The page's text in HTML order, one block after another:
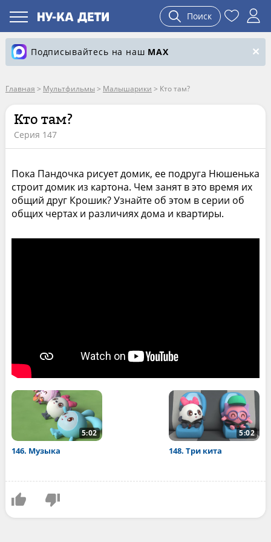
Поиск
Подписывайтесь на наш MAX
Главная > Мультфильмы > Малышарики > Кто там?
Кто там?
Серия 147
Пока Пандочка рисует домик, ее подруга Нюшенька
строит домик из картона. Чем занят в это время их
общий друг Крошик? Узнайте об этом в серии об
общих чертах и различиях дома и квартиры.
5:02
146. Музыка
5:02
148. Три кита